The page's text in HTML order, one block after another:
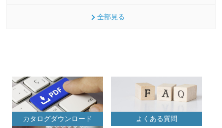
全部見る
カタログダウンロード よくある質問